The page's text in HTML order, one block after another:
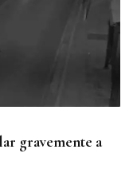
gravemente a